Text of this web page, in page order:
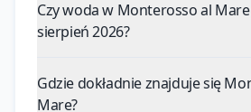
Czy woda w Monterosso al Mare
sierpień 2026?
Gdzie dokładnie znajduje się
Mare?